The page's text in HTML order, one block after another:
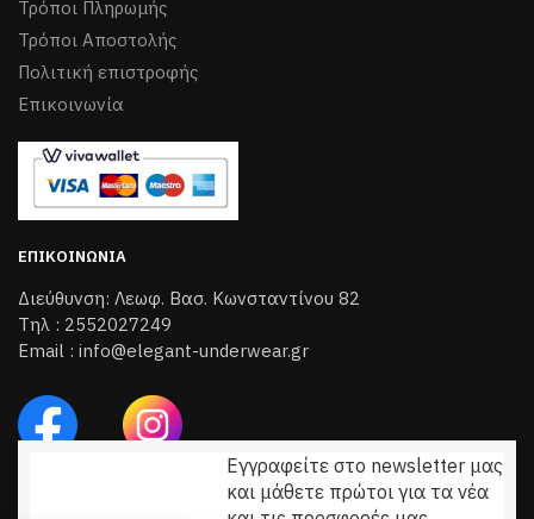
Τρόποι Πληρωμής
Τρόποι Aποστολής
Πολιτική επιστροφής
Επικοινωνία
ΕΠΙΚΟΙΝΩΝΊΑ
Διεύθυνση: Λεωφ. Βασ. Κωνσταντίνου 82
Τηλ : 2552027249
Email : info@elegant-underwear.gr
Εγγραφείτε στο newsletter μας
και μάθετε πρώτοι για τα νέα